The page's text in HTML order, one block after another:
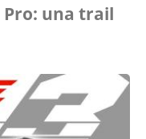
Pro: una trail